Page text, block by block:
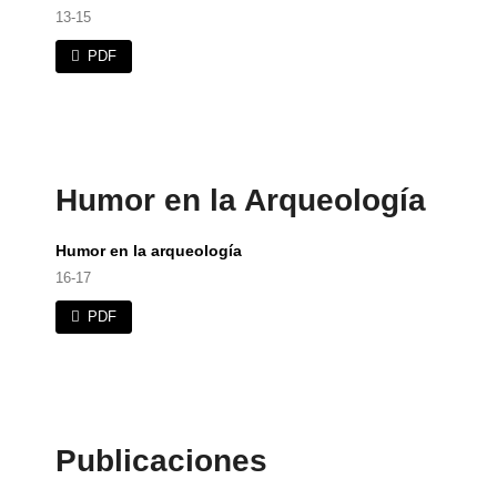
13-15
PDF
Humor en la Arqueología
Humor en la arqueología
16-17
PDF
Publicaciones